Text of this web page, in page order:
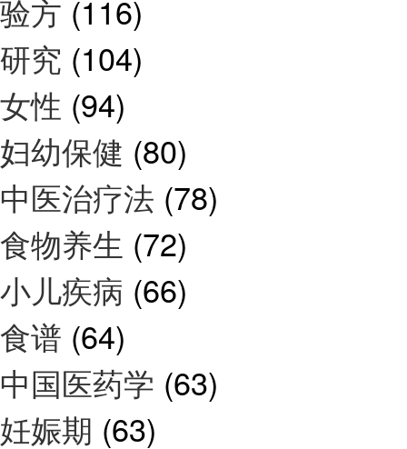
验方 (116)
研究 (104)
女性 (94)
妇幼保健 (80)
中医治疗法 (78)
食物养生 (72)
小儿疾病 (66)
食谱 (64)
中国医药学 (63)
妊娠期 (63)